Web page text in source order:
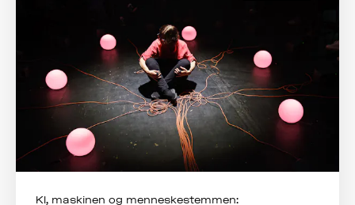
KI, maskinen og menneskestemmen: